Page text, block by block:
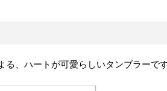
、ハートが可愛らしいタンブラーです